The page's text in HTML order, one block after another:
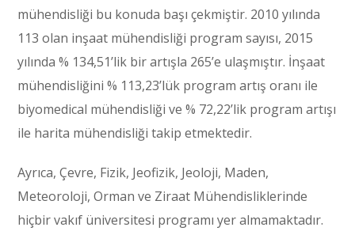
mühendisliği bu konuda başı çekmiştir. 2010 yılında
113 olan inşaat mühendisliği program sayısı, 2015
yılında % 134,51’lik bir artışla 265’e ulaşmıştır. İnşaat
mühendisliğini % 113,23’lük program artış oranı ile
biyomedical mühendisliği ve % 72,22’lik program artışı
ile harita mühendisliği takip etmektedir.
Ayrıca, Çevre, Fizik, Jeofizik, Jeoloji, Maden,
Meteoroloji, Orman ve Ziraat Mühendisliklerinde
hiçbir vakıf üniversitesi programı yer almamaktadır.